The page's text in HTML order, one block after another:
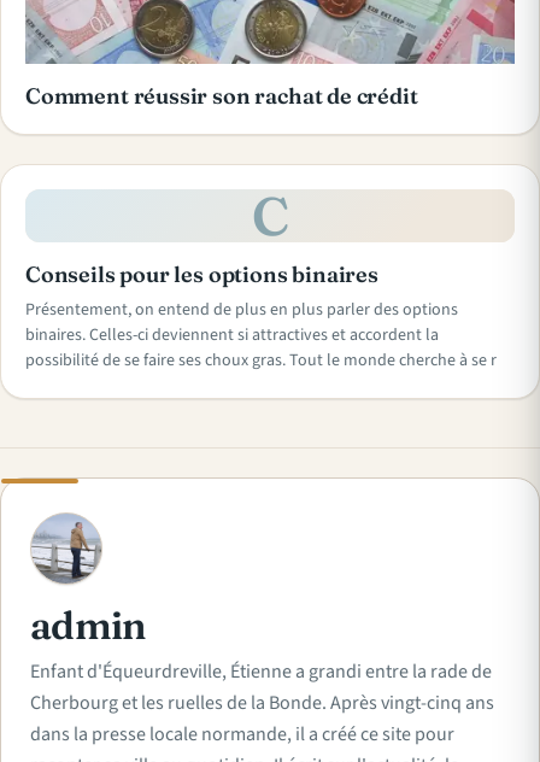
Comment réussir son rachat de crédit
C
Conseils pour les options binaires
Présentement, on entend de plus en plus parler des options
binaires. Celles-ci deviennent si attractives et accordent la
possibilité de se faire ses choux gras. Tout le monde cherche à se r
A
admin
Enfant d'Équeurdreville, Étienne a grandi entre la rade de
Cherbourg et les ruelles de la Bonde. Après vingt-cinq ans
dans la presse locale normande, il a créé ce site pour